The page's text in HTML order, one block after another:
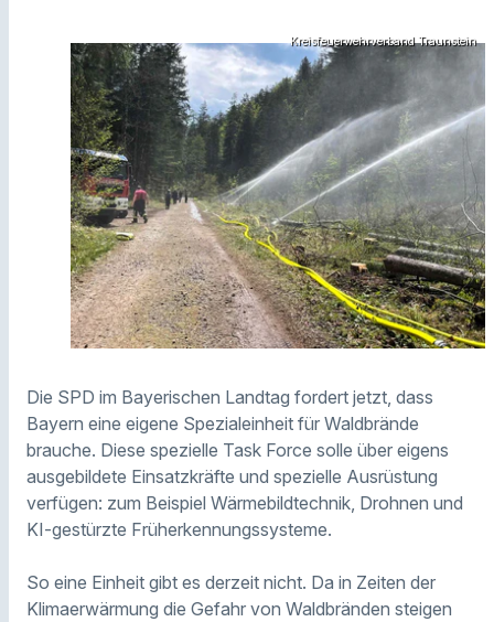
Kreisfeuerwehrverband Traunstein
Die SPD im Bayerischen Landtag fordert jetzt, dass
Bayern eine eigene Spezialeinheit für Waldbrände
brauche. Diese spezielle Task Force solle über eigens
ausgebildete Einsatzkräfte und spezielle Ausrüstung
verfügen: zum Beispiel Wärmebildtechnik, Drohnen und
KI-gestürzte Früherkennungssysteme.
So eine Einheit gibt es derzeit nicht. Da in Zeiten der
Klimaerwärmung die Gefahr von Waldbränden steigen